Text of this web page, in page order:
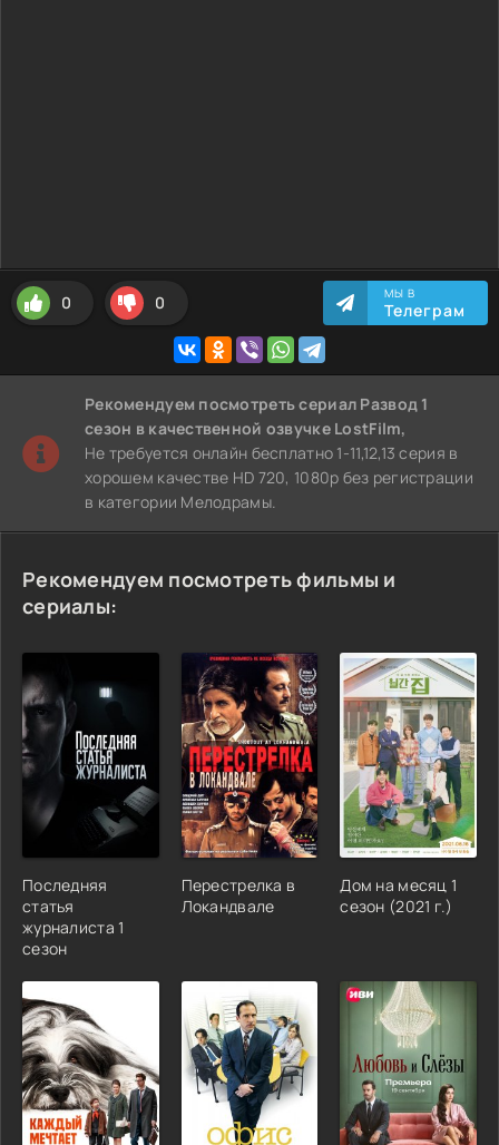
0 0 МЫ В
Телеграм
Рекомендуем посмотреть сериал Развод 1
сезон в качественной озвучке LostFilm,
Не требуется онлайн бесплатно 1-11,12,13 серия в
хорошем качестве HD 720, 1080p без регистрации
в категории Мелодрамы.
Рекомендуем посмотреть фильмы и
сериалы:
Последняя
статья
журналиста 1
сезон
Перестрелка в
Локандвале
Дом на месяц 1
сезон (2021 г.)